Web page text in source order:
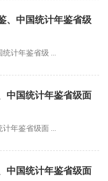
、中国统计年鉴省级
计年鉴省级 ...
中国统计年鉴省级面
年鉴省级面 ...
中国统计年鉴省级面